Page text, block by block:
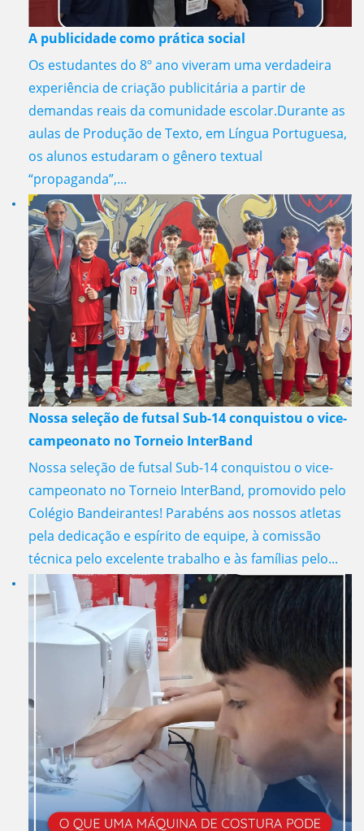
A publicidade como prática social
Os estudantes do 8º ano viveram uma verdadeira
experiência de criação publicitária a partir de
demandas reais da comunidade escolar.Durante as
aulas de Produção de Texto, em Língua Portuguesa,
os alunos estudaram o gênero textual
“propaganda”,...
Nossa seleção de futsal Sub-14 conquistou o vice-
campeonato no Torneio InterBand
Nossa seleção de futsal Sub-14 conquistou o vice-
campeonato no Torneio InterBand, promovido pelo
Colégio Bandeirantes! Parabéns aos nossos atletas
pela dedicação e espírito de equipe, à comissão
técnica pelo excelente trabalho e às famílias pelo...